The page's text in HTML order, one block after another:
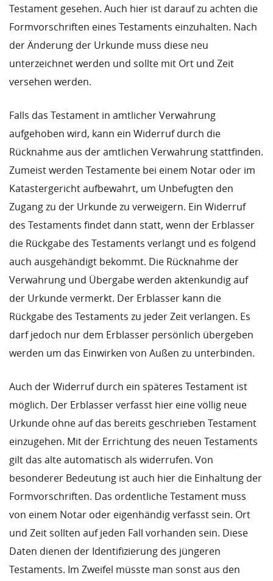
Testament gesehen. Auch hier ist darauf zu achten die
Formvorschriften eines Testaments einzuhalten. Nach
der Änderung der Urkunde muss diese neu
unterzeichnet werden und sollte mit Ort und Zeit
versehen werden.
Falls das Testament in amtlicher Verwahrung
aufgehoben wird, kann ein Widerruf durch die
Rücknahme aus der amtlichen Verwahrung stattfinden.
Zumeist werden Testamente bei einem Notar oder im
Katastergericht aufbewahrt, um Unbefugten den
Zugang zu der Urkunde zu verweigern. Ein Widerruf
des Testaments findet dann statt, wenn der Erblasser
die Rückgabe des Testaments verlangt und es folgend
auch ausgehändigt bekommt. Die Rücknahme der
Verwahrung und Übergabe werden aktenkundig auf
der Urkunde vermerkt. Der Erblasser kann die
Rückgabe des Testaments zu jeder Zeit verlangen. Es
darf jedoch nur dem Erblasser persönlich übergeben
werden um das Einwirken von Außen zu unterbinden.
Auch der Widerruf durch ein späteres Testament ist
möglich. Der Erblasser verfasst hier eine völlig neue
Urkunde ohne auf das bereits geschrieben Testament
einzugehen. Mit der Errichtung des neuen Testaments
gilt das alte automatisch als widerrufen. Von
besonderer Bedeutung ist auch hier die Einhaltung der
Formvorschriften. Das ordentliche Testament muss
von einem Notar oder eigenhändig verfasst sein. Ort
und Zeit sollten auf jeden Fall vorhanden sein. Diese
Daten dienen der Identifizierung des jüngeren
Testaments. Im Zweifel müsste man sonst aus den